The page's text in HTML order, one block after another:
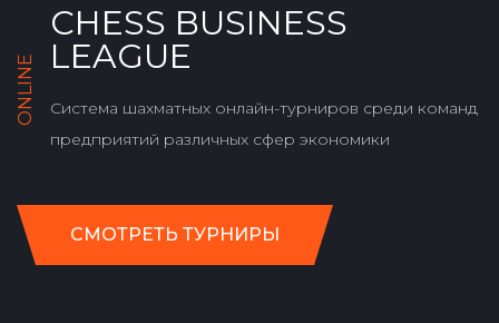
CHESS BUSINESS
LEAGUE
ONLINE
Система шахматных онлайн-турниров среди команд
предприятий различных сфер экономики
СМОТРЕТЬ ТУРНИРЫ